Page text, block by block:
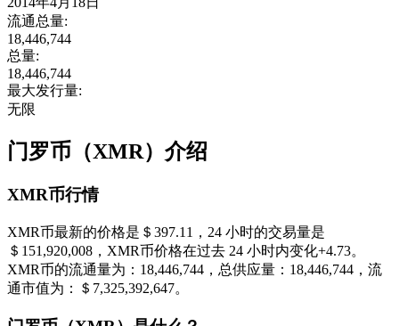
流通总量:
18,446,744
总量:
18,446,744
最大发行量:
无限
门罗币（XMR）介绍
XMR币行情
XMR币最新的价格是＄397.11，24 小时的交易量是
＄151,920,008，XMR币价格在过去 24 小时内变化+4.73。
XMR币的流通量为：18,446,744，总供应量：18,446,744，流
通市值为：＄7,325,392,647。